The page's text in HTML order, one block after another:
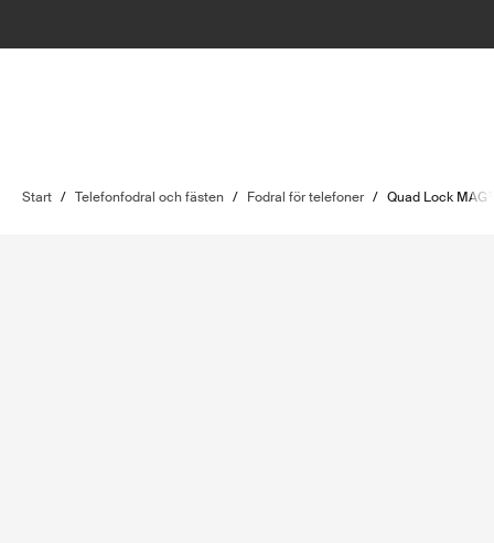
Start / Telefonfodral och fästen / Fodral för telefoner / Quad Lock